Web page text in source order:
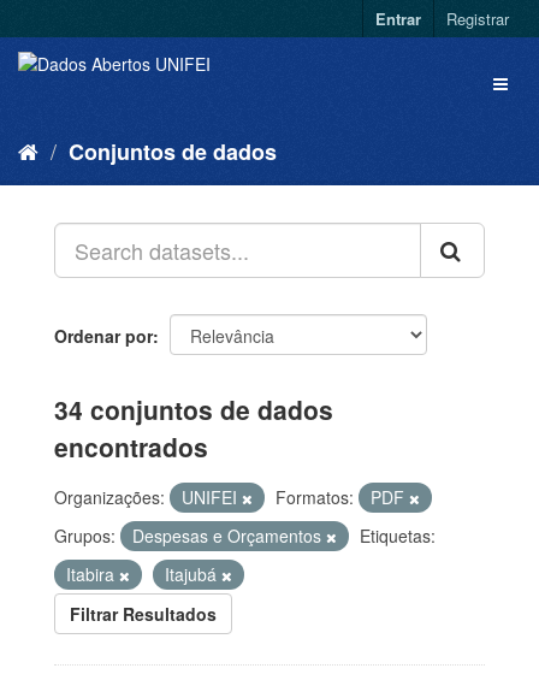
Entrar Registrar
Conjuntos de dados
Ordenar por
34 conjuntos de dados
encontrados
Organizações: UNIFEI Formatos:
PDF
Grupos:
Despesas e Orçamentos
Etiquetas:
Itabira
Itajubá
Filtrar Resultados